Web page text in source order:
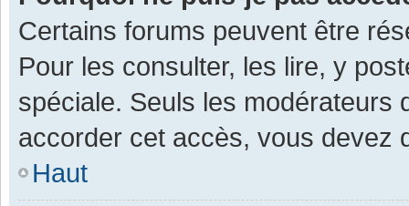
Certains forums peuvent être
Pour les consulter, les lire, y
spéciale. Seuls les modérateurs
accorder cet accès, vous devez
Haut